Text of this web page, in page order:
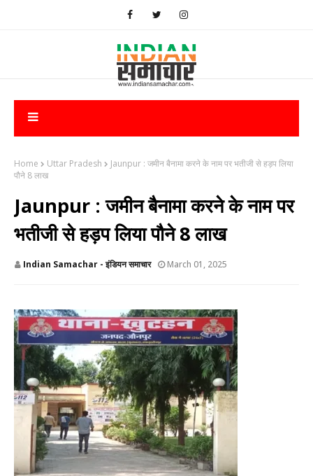
Home Uttar Pradesh
Jaunpur : ‌जमीन बैनामा करने के नाम पर भतीजी से हड़प लिया
पौने 8 लाख
Jaunpur : ‌जमीन बैनामा करने के नाम पर
भतीजी से हड़प लिया पौने 8 लाख
Indian Samachar - इंडियन समाचार March 01, 2025